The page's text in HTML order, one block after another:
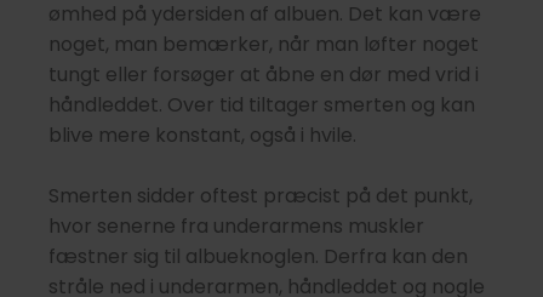
ømhed på ydersiden af albuen. Det kan være
noget, man bemærker, når man løfter noget
tungt eller forsøger at åbne en dør med vrid i
håndleddet. Over tid tiltager smerten og kan
blive mere konstant, også i hvile.
Smerten sidder oftest præcist på det punkt,
hvor senerne fra underarmens muskler
fæstner sig til albueknoglen. Derfra kan den
stråle ned i underarmen, håndleddet og nogle